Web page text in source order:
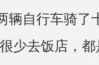
辆自行车骑了
少去饭店，